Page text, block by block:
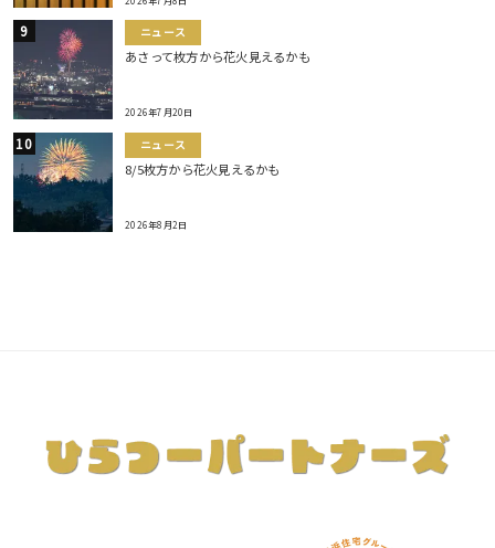
ニュース
あさって枚方から花火見えるかも
2026年7月20日
ニュース
8/5枚方から花火見えるかも
2026年8月2日